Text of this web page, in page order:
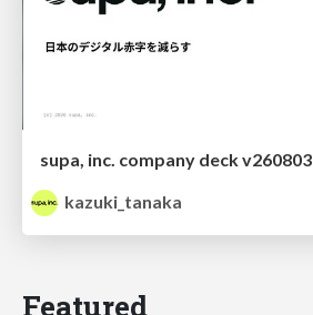
supa, inc. company deck v260803
kazuki_tanaka
Featured